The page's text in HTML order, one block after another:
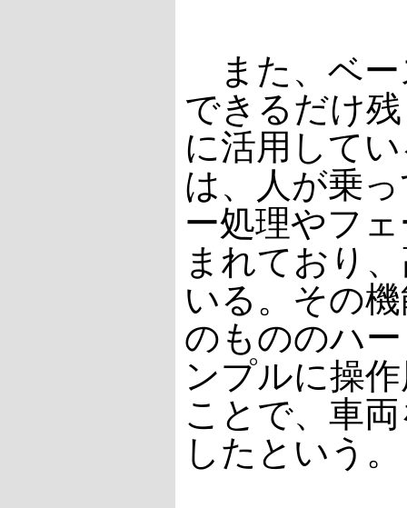
また、ベー
できるだけ
に活用して
は、人が乗
ー処理やフ
まれており
いる。その
のもののハ
ンプルに操
ことで、車
したという。